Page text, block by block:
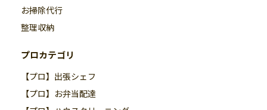
お掃除代行
整理収納
プロカテゴリ
【プロ】出張シェフ
【プロ】お弁当配達